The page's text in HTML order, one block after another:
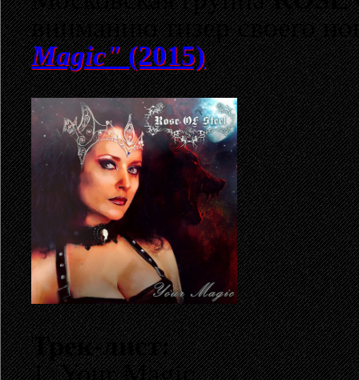
вниманию тизер своего
Magic"(2015).
Трек-лист: